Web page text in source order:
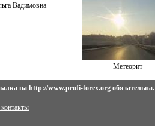
Вадимовна
Метеорит
на http://www.profi-forex.orgобязательна.